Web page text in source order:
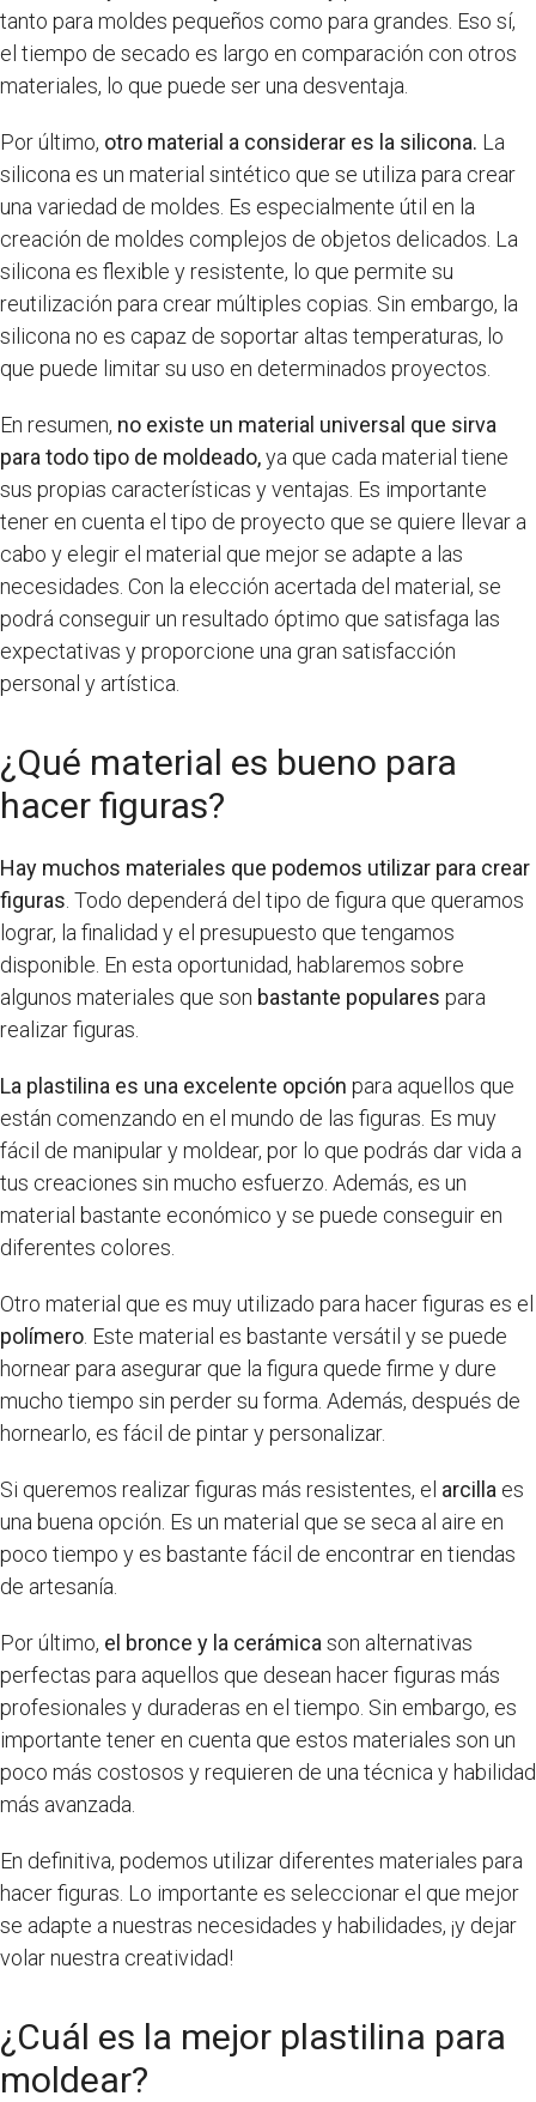
tanto para moldes pequeños como para grandes. Eso sí,
el tiempo de secado es largo en comparación con otros
materiales, lo que puede ser una desventaja.
Por último, otro material a considerar es la silicona. La
silicona es un material sintético que se utiliza para crear
una variedad de moldes. Es especialmente útil en la
creación de moldes complejos de objetos delicados. La
silicona es flexible y resistente, lo que permite su
reutilización para crear múltiples copias. Sin embargo, la
silicona no es capaz de soportar altas temperaturas, lo
que puede limitar su uso en determinados proyectos.
En resumen, no existe un material universal que sirva
para todo tipo de moldeado,ya que cada material tiene
sus propias características y ventajas. Es importante
tener en cuenta el tipo de proyecto que se quiere llevar a
cabo y elegir el material que mejor se adapte a las
necesidades. Con la elección acertada del material, se
podrá conseguir un resultado óptimo que satisfaga las
expectativas y proporcione una gran satisfacción
personal y artística.
¿Qué material es bueno para
hacer figuras?
Hay muchos materiales que podemos utilizar para crear
figuras . Todo dependerá del tipo de figura que queramos
lograr, la finalidad y el presupuesto que tengamos
disponible. En esta oportunidad, hablaremos sobre
algunos materiales que son bastante populares para
realizar figuras.
La plastilina es una excelente opción para aquellos que
están comenzando en el mundo de las figuras. Es muy
fácil de manipular y moldear, por lo que podrás dar vida a
tus creaciones sin mucho esfuerzo. Además, es un
material bastante económico y se puede conseguir en
diferentes colores.
Otro material que es muy utilizado para hacer figuras es el
polímero . Este material es bastante versátil y se puede
hornear para asegurar que la figura quede firme y dure
mucho tiempo sin perder su forma. Además, después de
hornearlo, es fácil de pintar y personalizar.
Si queremos realizar figuras más resistentes, el arcilla es
una buena opción. Es un material que se seca al aire en
poco tiempo y es bastante fácil de encontrar en tiendas
de artesanía.
Por último, el bronce y la cerámica son alternativas
perfectas para aquellos que desean hacer figuras más
profesionales y duraderas en el tiempo. Sin embargo, es
importante tener en cuenta que estos materiales son un
poco más costosos y requieren de una técnica y habilidad
más avanzada.
En definitiva, podemos utilizar diferentes materiales para
hacer figuras. Lo importante es seleccionar el que mejor
se adapte a nuestras necesidades y habilidades, ¡y dejar
volar nuestra creatividad!
¿Cuál es la mejor plastilina para
moldear?